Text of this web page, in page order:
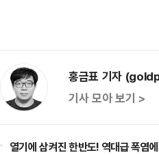
홍금표 기자
기사 모아 보기 >
열기에 삼켜진 한반도! 역대급 폭염